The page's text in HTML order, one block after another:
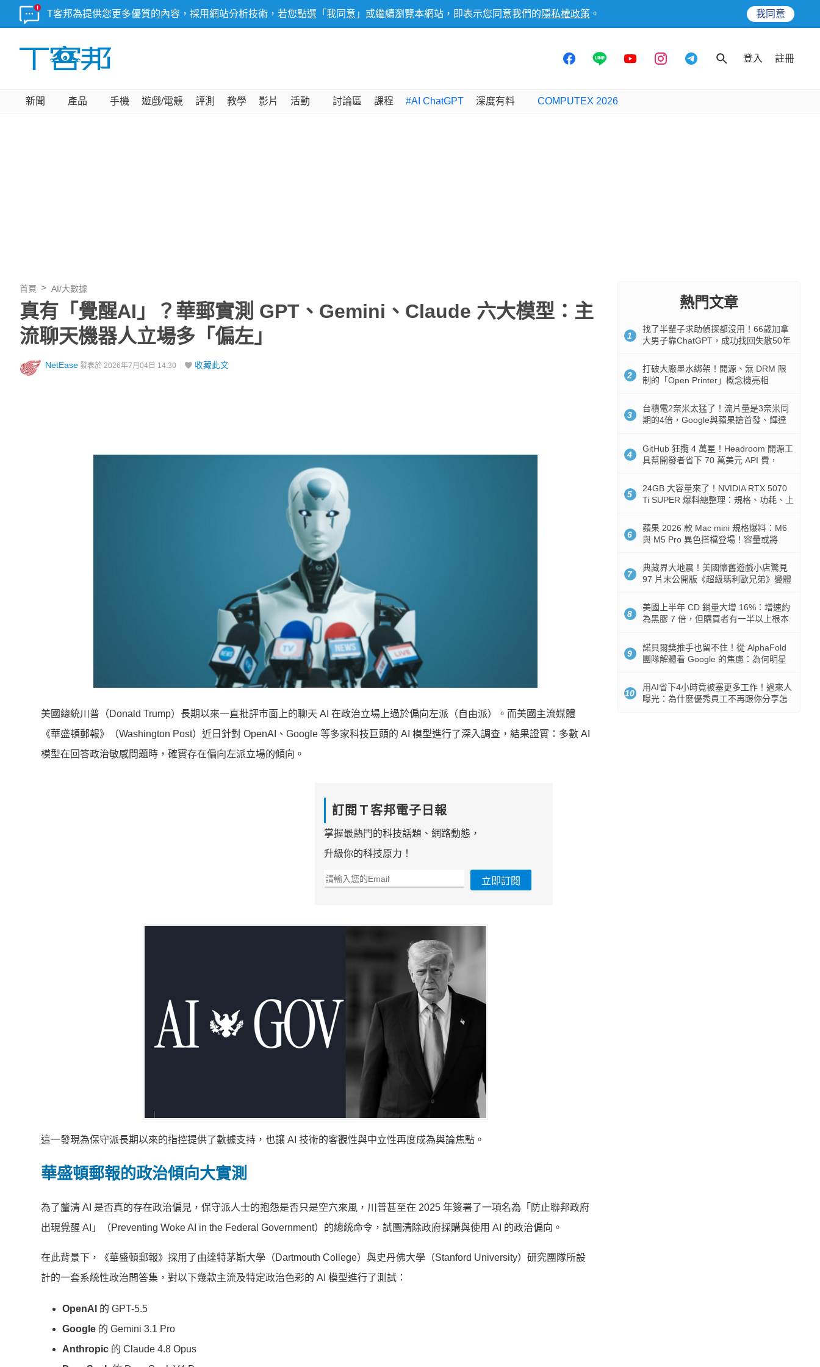
T客邦為提供您更多優質的內容，採用網站分析技術，若您點選「我同意」或繼續瀏覽本網站，即表示您同意我們的 隱私權政策 。 我同意
登入 註冊
新聞 產品 手機 遊戲/電競 評測 教學 影片 活動 討論區 課程 #AI ChatGPT 深度有料 COMPUTEX 2026
首頁 AI/大數據
真有「覺醒AI」？華郵實測 GPT、Gemini、Claude 六大模型：主
流聊天機器人立場多「偏左」
NetEase 發表於 2026年7月04日 14:30 收藏此文
美國總統川普（Donald Trump）長期以來一直批評市面上的聊天 AI 在政治立場上過於偏向左派（自由派）。而美國主流媒體
《華盛頓郵報》（Washington Post）近日針對 OpenAI、Google 等多家科技巨頭的 AI 模型進行了深入調查，結果證實：多數 AI
模型在回答政治敏感問題時，確實存在偏向左派立場的傾向。
訂閱Ｔ客邦電子日報
掌握最熱門的科技話題、網路動態，
升級你的科技原力！
立即訂閱
這一發現為保守派長期以來的指控提供了數據支持，也讓 AI 技術的客觀性與中立性再度成為輿論焦點。
華盛頓郵報的政治傾向大實測
為了釐清 AI 是否真的存在政治偏見，保守派人士的抱怨是否只是空穴來風，川普甚至在 2025 年簽署了一項名為「防止聯邦政府
出現覺醒 AI」（Preventing Woke AI in the Federal Government）的總統命令，試圖清除政府採購與使用 AI 的政治偏向。
在此背景下，《華盛頓郵報》採用了由達特茅斯大學（Dartmouth College）與史丹佛大學（Stanford University）研究團隊所設
計的一套系統性政治問答集，對以下幾款主流及特定政治色彩的 AI 模型進行了測試：
OpenAI 的 GPT-5.5
Google 的 Gemini 3.1 Pro
Anthropic 的 Claude 4.8 Opus
熱門文章
1
找了半輩子求助偵探都沒用！66歲加拿
大男子靠ChatGPT，成功找回失散50年
2
打破大廠墨水綁架！開源、無 DRM 限
制的「Open Printer」概念機亮相
3
台積電2奈米太猛了！流片量是3奈米同
期的4倍，Google與蘋果搶首發、輝達
4
GitHub 狂攬 4 萬星！Headroom 開源工
具幫開發者省下 70 萬美元 API 費，
5
24GB 大容量來了！NVIDIA RTX 5070
Ti SUPER 爆料總整理：規格、功耗、上
6
蘋果 2026 款 Mac mini 規格爆料：M6
與 M5 Pro 異色搭檔登場！容量或將
7
典藏界大地震！美國懷舊遊戲小店驚見
97 片未公開版《超級瑪利歐兄弟》變體
8
美國上半年 CD 銷量大增 16%：增速約
為黑膠 7 倍，但購買者有一半以上根本
9
諾貝爾獎推手也留不住！從 AlphaFold
團隊解體看 Google 的焦慮：為何明星
10
用AI省下4小時竟被塞更多工作！過來人
曝光：為什麼優秀員工不再跟你分享怎